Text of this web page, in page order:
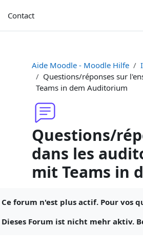
Contact
Aide Moodle - Moodle Hilfe
Questions/réponses sur
Teams in dem Auditorium
Questions/
dans les
mit Teams in
Ce forum n'est plus actif. Pour vos
Dieses Forum ist nicht mehr aktiv.